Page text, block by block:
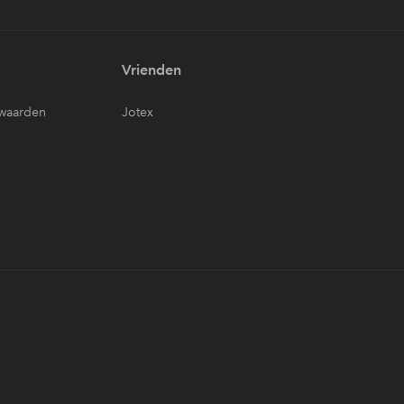
Vrienden
Jotex